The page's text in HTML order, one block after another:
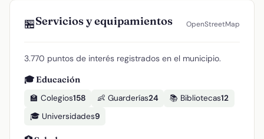
🏪Servicios y equipamientos OpenStreetMap
3.770 puntos de interés registrados en el municipio.
🎓 Educación
🏫 Colegios158 👶 Guarderías24 📚 Bibliotecas12
🎓 Universidades9